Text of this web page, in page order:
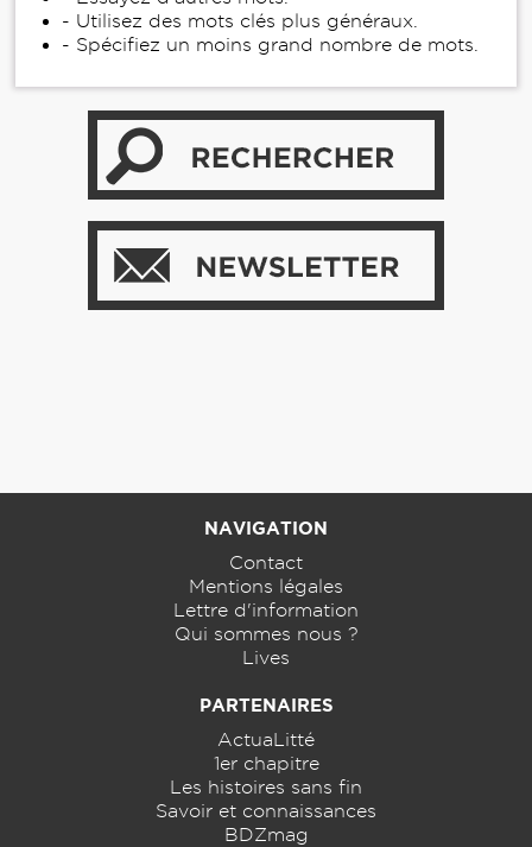
- Utilisez des mots clés plus généraux.
- Spécifiez un moins grand nombre de mots.
NAVIGATION
Contact
Mentions légales
Lettre d'information
Qui sommes nous ?
Lives
PARTENAIRES
ActuaLitté
1er chapitre
Les histoires sans fin
Savoir et connaissances
BDZmag